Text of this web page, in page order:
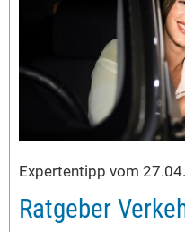
Expertentipp vom
Ratgeber